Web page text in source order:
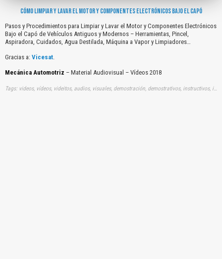
CÓMO LIMPIAR Y LAVAR EL MOTOR Y COMPONENTES ELECTRÓNICOS BAJO EL CAPÓ
Pasos y Procedimientos para Limpiar y Lavar el Motor y Componentes Electrónicos
Bajo el Capó de Vehículos Antiguos y Modernos – Herramientas, Pincel,
Aspiradora, Cuidados, Agua Destilada, Máquina a Vapor y Limpiadores…
Gracias a: Vicesat.
Mecánica Automotriz – Material Audiovisual – Vídeos 2018
Tags: videos, vídeos, videitos, audios, visuales, demostración, demostrativos, instructivos, instrucción, audiovisuales, gratuito, gratis, pasos, procedimientos, limpiar, lavar, motores, componentes, electronicos, bajos, capos, vehiculos, antiguos, modernos, herramientas, pincel, aspiradoras, cuidados, aguas, destiladas, maquinas, vapores, limpiadores, youtube